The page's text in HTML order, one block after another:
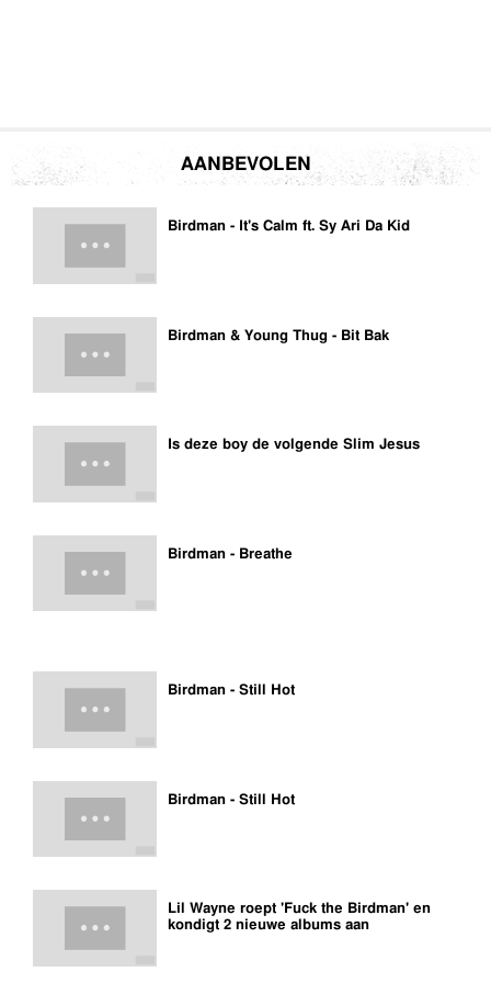
AANBEVOLEN
Birdman - It's Calm ft. Sy Ari Da Kid
Birdman & Young Thug - Bit Bak
Is deze boy de volgende Slim Jesus
Birdman - Breathe
Birdman - Still Hot
Birdman - Still Hot
Lil Wayne roept 'Fuck the Birdman' en
kondigt 2 nieuwe albums aan